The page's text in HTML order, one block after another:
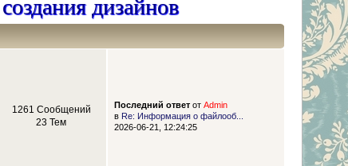
дизайнов
1261 Сообщений
23 Тем
Последний ответот Admin
в Re: Информация о файлооб...
2026-06-21, 12:24:25